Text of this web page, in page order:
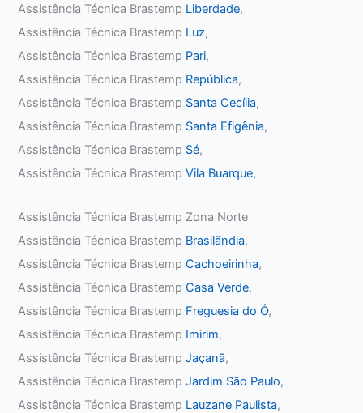
Assistência Técnica Brastemp Liberdade,
Assistência Técnica Brastemp Luz,
Assistência Técnica Brastemp Pari,
Assistência Técnica Brastemp República,
Assistência Técnica Brastemp Santa Cecília,
Assistência Técnica Brastemp Santa Efigênia,
Assistência Técnica Brastemp Sé,
Assistência Técnica BrastempVila Buarque,
Assistência Técnica Brastemp Zona Norte
Assistência Técnica Brastemp Brasilândia,
Assistência Técnica BrastempCachoeirinha,
Assistência Técnica BrastempCasa Verde,
Assistência Técnica Brastemp Freguesia do Ó,
Assistência Técnica Brastemp Imirim,
Assistência Técnica BrastempJaçanã,
Assistência Técnica BrastempJardim São Paulo,
Assistência Técnica Brastemp Lauzane Paulista,